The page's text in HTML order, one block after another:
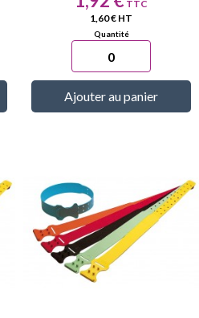
1,60 € HT
Ajouter au panier